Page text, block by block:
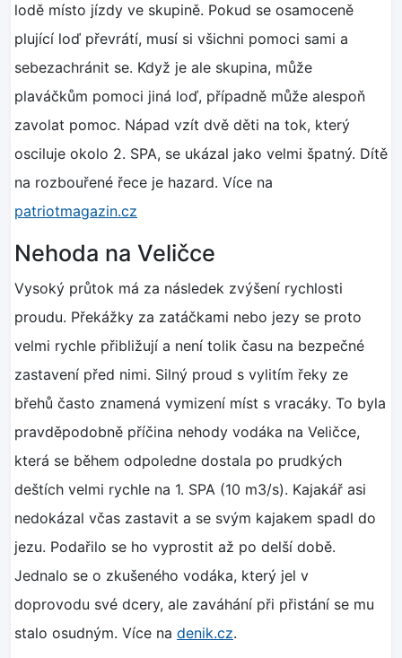
lodě místo jízdy ve skupině. Pokud se osamoceně
plující loď převrátí, musí si všichni pomoci sami a
sebezachránit se. Když je ale skupina, může
plaváčkům pomoci jiná loď, případně může alespoň
zavolat pomoc. Nápad vzít dvě děti na tok, který
osciluje okolo 2. SPA, se ukázal jako velmi špatný. Dítě
na rozbouřené řece je hazard. Více na
patriotmagazin.cz
Nehoda na Veličce
Vysoký průtok má za následek zvýšení rychlosti
proudu. Překážky za zatáčkami nebo jezy se proto
velmi rychle přibližují a není tolik času na bezpečné
zastavení před nimi. Silný proud s vylitím řeky ze
břehů často znamená vymizení míst s vracáky. To byla
pravděpodobně příčina nehody vodáka na Veličce,
která se během odpoledne dostala po prudkých
deštích velmi rychle na 1. SPA (10 m3/s). Kajakář asi
nedokázal včas zastavit a se svým kajakem spadl do
jezu. Podařilo se ho vyprostit až po delší době.
Jednalo se o zkušeného vodáka, který jel v
doprovodu své dcery, ale zaváhání při přistání se mu
stalo osudným. Více na denik.cz.